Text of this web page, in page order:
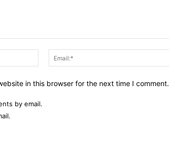
Name:*
in this browser for the next time I comment.
by email.